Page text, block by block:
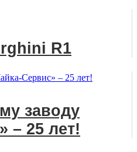
R1
заводу
– 25 лет!